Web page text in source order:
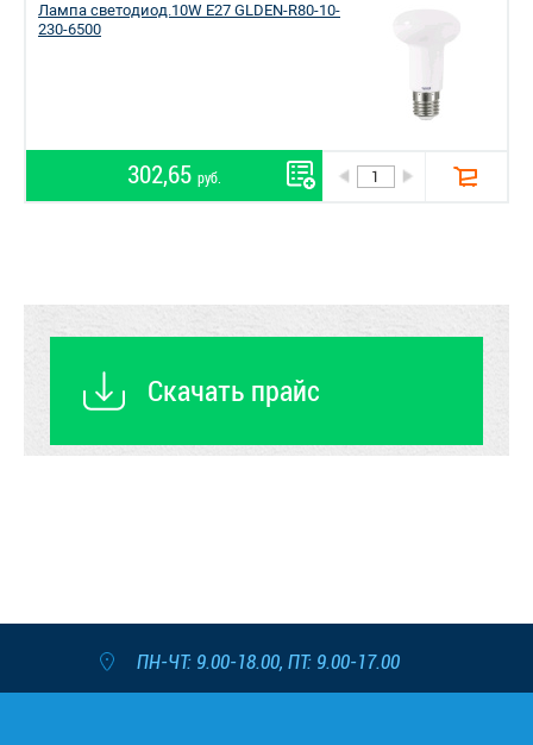
Лампа светодиод.10W Е27 GLDEN-R80-10-
230-6500
302,65 руб.
Скачать прайс
ПН-ЧТ: 9.00-18.00, ПТ: 9.00-17.00